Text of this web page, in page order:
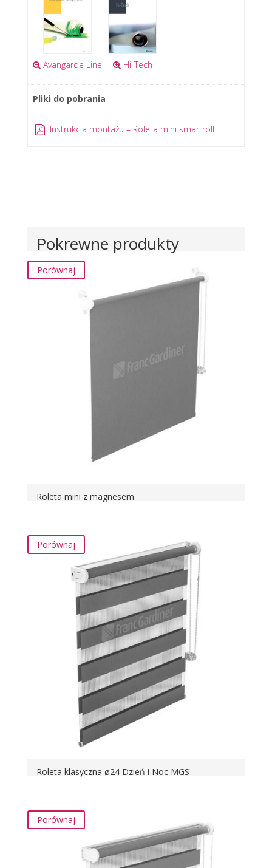
Avangarde Line Hi-Tech
Pliki do pobrania
Instrukcja montażu – Roleta mini smartroll
Pokrewne produkty
Roleta mini z magnesem
Porównaj
Roleta klasyczna ø24 Dzień i Noc MGS
Porównaj
Porównaj